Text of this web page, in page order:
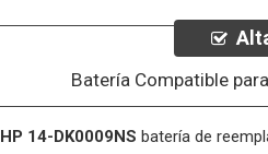
Batería Compatible
HP 14-DK0009NS batería de